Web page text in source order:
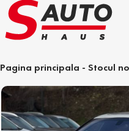
Pagina principala - Stocul